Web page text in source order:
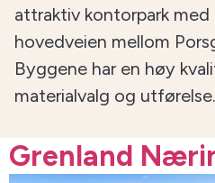
attraktiv kontorpark
hovedveien mellom
Byggene har en høy
materialvalg og utførelse.
Grenland